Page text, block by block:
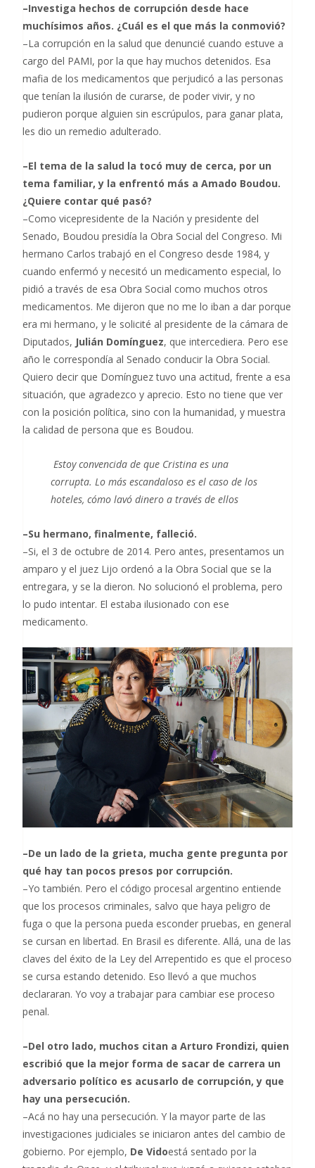
–Investiga hechos de corrupción desde hace
muchísimos años. ¿Cuál es el que más la conmovió?
–La corrupción en la salud que denuncié cuando estuve a
cargo del PAMI, por la que hay muchos detenidos. Esa
mafia de los medicamentos que perjudicó a las personas
que tenían la ilusión de curarse, de poder vivir, y no
pudieron porque alguien sin escrúpulos, para ganar plata,
les dio un remedio adulterado.
–El tema de la salud la tocó muy de cerca, por un
tema familiar, y la enfrentó más a Amado Boudou.
¿Quiere contar qué pasó?
–Como vicepresidente de la Nación y presidente del
Senado, Boudou presidía la Obra Social del Congreso. Mi
hermano Carlos trabajó en el Congreso desde 1984, y
cuando enfermó y necesitó un medicamento especial, lo
pidió a través de esa Obra Social como muchos otros
medicamentos. Me dijeron que no me lo iban a dar porque
era mi hermano, y le solicité al presidente de la cámara de
Diputados, Julián Domínguez, que intercediera. Pero ese
año le correspondía al Senado conducir la Obra Social.
Quiero decir que Domínguez tuvo una actitud, frente a esa
situación, que agradezco y aprecio. Esto no tiene que ver
con la posición política, sino con la humanidad, y muestra
la calidad de persona que es Boudou.
Estoy convencida de que Cristina es una
corrupta. Lo más escandaloso es el caso de los
hoteles, cómo lavó dinero a través de ellos
–Su hermano, finalmente, falleció.
–Si, el 3 de octubre de 2014. Pero antes, presentamos un
amparo y el juez Lijo ordenó a la Obra Social que se la
entregara, y se la dieron. No solucionó el problema, pero
lo pudo intentar. El estaba ilusionado con ese
medicamento.
–De un lado de la grieta, mucha gente pregunta por
qué hay tan pocos presos por corrupción.
–Yo también. Pero el código procesal argentino entiende
que los procesos criminales, salvo que haya peligro de
fuga o que la persona pueda esconder pruebas, en general
se cursan en libertad. En Brasil es diferente. Allá, una de las
claves del éxito de la Ley del Arrepentido es que el proceso
se cursa estando detenido. Eso llevó a que muchos
declararan. Yo voy a trabajar para cambiar ese proceso
penal.
–Del otro lado, muchos citan a Arturo Frondizi, quien
escribió que la mejor forma de sacar de carrera un
adversario político es acusarlo de corrupción, y que
hay una persecución.
–Acá no hay una persecución. Y la mayor parte de las
investigaciones judiciales se iniciaron antes del cambio de
gobierno. Por ejemplo, De Vidoestá sentado por la